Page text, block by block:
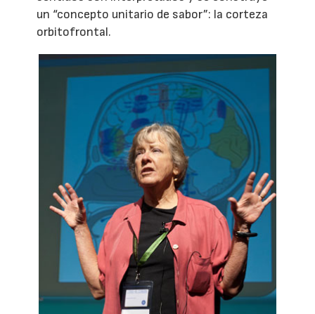
un “concepto unitario de sabor”: la corteza
orbitofrontal.